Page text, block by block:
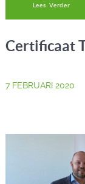
Lees Verder
Certificaat
7 FEBRUARI 2020